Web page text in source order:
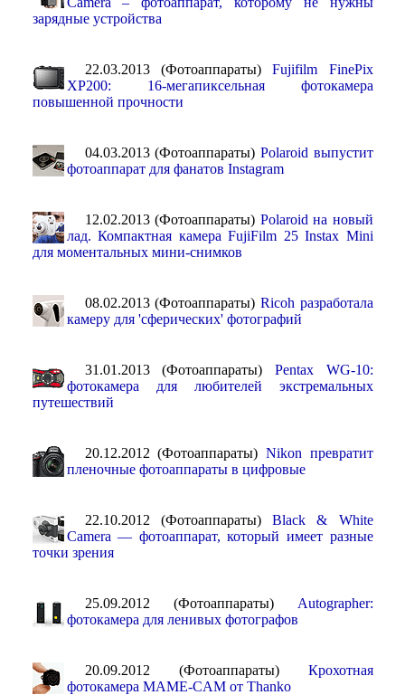
зарядные устройства
22.03.2013 (Фотоаппараты)Fujifilm FinePix
XP200: 16-мегапиксельная фотокамера
повышенной прочности
04.03.2013 (Фотоаппараты) Polaroid выпустит
фотоаппарат для фанатов Instagram
12.02.2013 (Фотоаппараты) Polaroid на новый
лад. Компактная камера FujiFilm 25 Instax Mini
для моментальных мини-снимков
08.02.2013 (Фотоаппараты) Ricoh разработала
камеру для 'сферических' фотографий
31.01.2013 (Фотоаппараты) Pentax WG-10:
фотокамера для любителей экстремальных
путешествий
20.12.2012 (Фотоаппараты) Nikon превратит
пленочные фотоаппараты в цифровые
22.10.2012 (Фотоаппараты) Black & White
Camera — фотоаппарат, который имеет разные
точки зрения
25.09.2012 (Фотоаппараты) Autographer:
фотокамера для ленивых фотографов
20.09.2012 (Фотоаппараты) Крохотная
фотокамера MAME-CAM от Thanko